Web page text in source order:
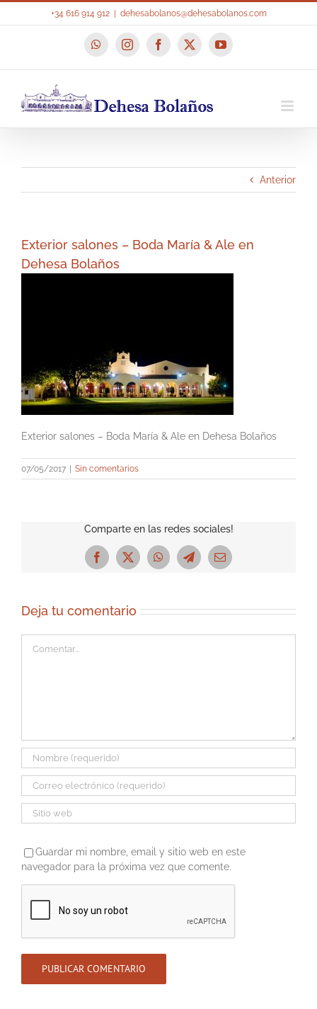
+34 616 914 912 dehesabolanos@dehesabolanos.com
WhatsAppInstagramFacebook
X YouTube
Anterior
Exterior salones – Boda María & Ale en
Dehesa Bolaños
Exterior salones – Boda María & Ale en Dehesa Bolaños
07/05/2017 Sin comentarios
Comparte en las redes sociales!
Facebook
X WhatsAppTelegramCorreo
Deja tu comentario
Guardar mi nombre, email y sitio web en este
navegador para la próxima vez que comente.